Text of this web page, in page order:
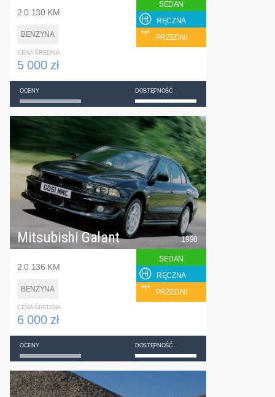
2.0 130 KM
BENZYNA
SEDAN
RĘCZNA
PRZEDNI
CENA ŚREDNIA
5 000 zł
OCENY DOSTĘPNOŚĆ
Mitsubishi Galant
2.0 136 KM
BENZYNA
1998
SEDAN
RĘCZNA
PRZEDNI
CENA ŚREDNIA
6 000 zł
OCENY DOSTĘPNOŚĆ